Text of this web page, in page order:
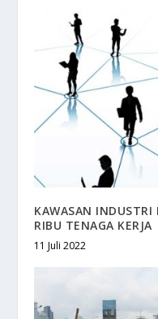
KAWASAN
RIBU TENAGA KERJA
11 Juli 2022